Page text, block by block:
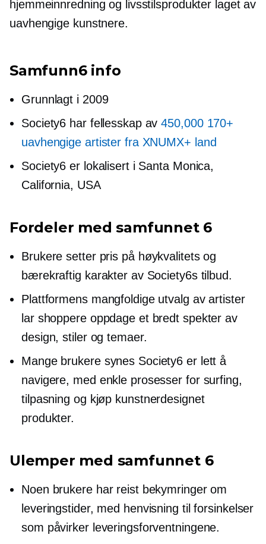
hjemmeinnredning og livsstilsprodukter laget av
uavhengige kunstnere.
Samfunn6 info
Grunnlagt i 2009
Society6 har fellesskap av450,000 170+
uavhengige artister fra XNUMX+ land
Society6 er lokalisert i Santa Monica,
California, USA
Fordeler med samfunnet 6
Brukere setter pris på høykvalitetsog
bærekraftig karakter av Society6s tilbud.
Plattformens mangfoldige utvalg av artister
lar shoppere oppdage et bredt spekter av
design, stiler og temaer.
Mange brukere synes Society6 er lett å
navigere, med enkle prosesser for surfing,
tilpasning og kjøp kunstnerdesignet
produkter.
Ulemper med samfunnet 6
Noen brukere har reist bekymringer om
leveringstider, med henvisning til forsinkelser
som påvirker leveringsforventningene.